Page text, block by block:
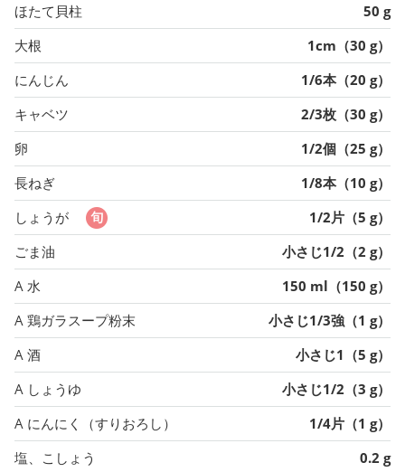
ほたて貝柱
50 g
大根
1cm（30 g）
にんじん
1/6本（20 g）
キャベツ
2/3枚（30 g）
卵
1/2個（25 g）
長ねぎ
1/8本（10 g）
しょうが
1/2片（5 g）
ごま油
小さじ1/2（2 g）
A 水
150 ml（150 g）
A 鶏ガラスープ粉末
小さじ1/3強（1 g）
A 酒
小さじ1（5 g）
A しょうゆ
小さじ1/2（3 g）
A にんにく（すりおろし）
1/4片（1 g）
塩、こしょう
0.2 g